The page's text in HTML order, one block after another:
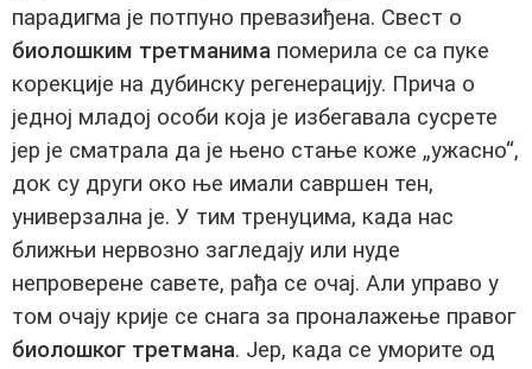
парадигма је потпуно превазиђена. Свест о
биолошким третманима померила се са пуке
корекције на дубинску регенерацију. Прича о
једној младој особи која је избегавала сусрете
јер је сматрала да је њено стање коже „ужасно“,
док су други око ње имали савршен тен,
универзална је. У тим тренуцима, када нас
ближњи нервозно загледају или нуде
непроверене савете, рађа се очај. Али управо у
том очају крије се снага за проналажење правог
биолошког третмана. Јер, када се уморите од